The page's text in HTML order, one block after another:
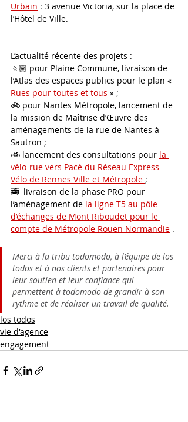
Urbain : 3 avenue Victoria, sur la place de
l’Hôtel de Ville.
L’actualité récente des projets :
🚶🏽 pour Plaine Commune, livraison de
l’Atlas des espaces publics pour le plan «
Rues pour toutes et tous » ;
🚲 pour Nantes Métropole, lancement de
la mission de Maîtrise d’Œuvre des
aménagements de la rue de Nantes à
Sautron ;
🚲 lancement des consultations pour la
vélo-rue vers Pacé du Réseau Express
Vélo de Rennes Ville et Métropole ;
🚎  livraison de la phase PRO pour
l’aménagement de la ligne T5 au pôle
d’échanges de Mont Riboudet pour le
compte de Métropole Rouen Normandie .
Merci à la tribu todomodo, à l’équipe de los
todos et à nos clients et partenaires pour
leur soutien et leur confiance qui
permettent à todomodo de grandir à son
rythme et de réaliser un travail de qualité.
los todos
vie d'agence
engagement